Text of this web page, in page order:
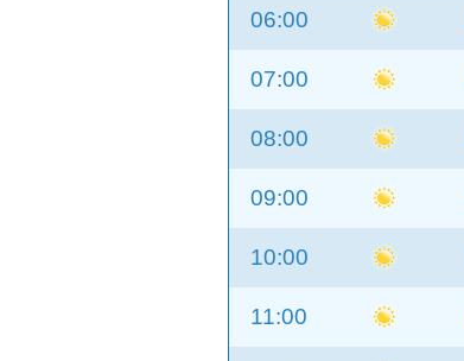
06:00
07:00
08:00
09:00
10:00
11:00